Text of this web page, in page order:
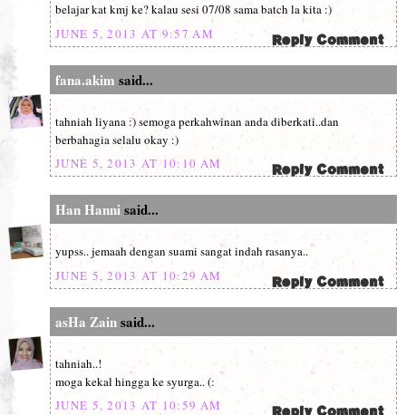
belajar kat kmj ke? kalau sesi 07/08 sama batch la kita :)
JUNE 5, 2013 AT 9:57 AM
fana.akim said...
tahniah liyana :) semoga perkahwinan anda diberkati..dan
berbahagia selalu okay :)
JUNE 5, 2013 AT 10:10 AM
Han Hannisaid...
yupss.. jemaah dengan suami sangat indah rasanya..
JUNE 5, 2013 AT 10:29 AM
asHa Zainsaid...
tahniah..!
moga kekal hingga ke syurga.. (:
JUNE 5, 2013 AT 10:59 AM